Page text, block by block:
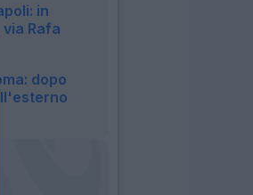
in
Rafa
dopo